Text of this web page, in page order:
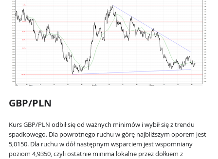
GBP/PLN
Kurs GBP/PLN odbił się od ważnych minimów i wybił się z trendu
spadkowego. Dla powrotnego ruchu w górę najbliższym oporem jest
5,0150. Dla ruchu w dół następnym wsparciem jest wspomniany
poziom 4,9350, czyli ostatnie minima lokalne przez dołkiem z